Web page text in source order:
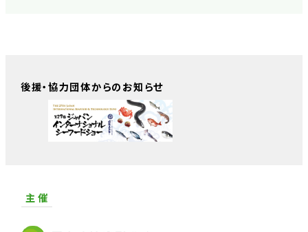
後援・協力団体からのお知らせ
主 催